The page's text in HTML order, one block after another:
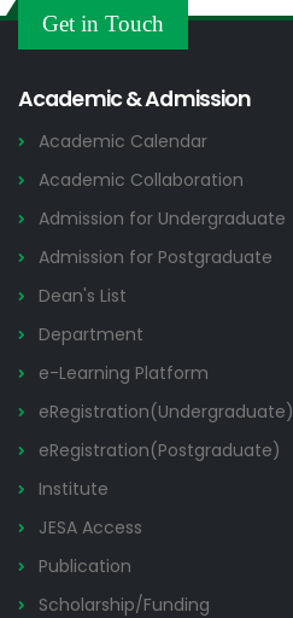
21 JUL
Tender Notices
Get in Touch
Academic & Admission
Academic Calendar
Academic Collaboration
Admission for Undergraduate
Admission for Postgraduate
Dean's List
Department
e-Learning Platform
eRegistration(Undergraduate)
eRegistration(Postgraduate)
Institute
JESA Access
Publication
Scholarship/Funding